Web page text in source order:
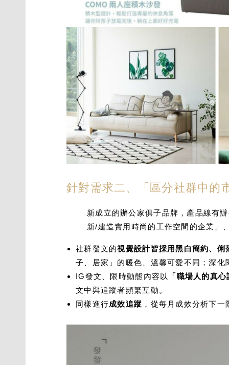
針對需求二、「區分社群中的
新成立的辦公家俱子品牌，產品線有
新/建造實用時尚的工作空間的企業」
社群發文的視覺設計皆採用黑白簡約、俐
子、居家」的暖色、溫馨可愛不同；深
IG發文、限時動態內容以
「職場人的真
文中與追蹤者頻繁互動。
同樣進行成效追蹤 ，從每月成效分析下